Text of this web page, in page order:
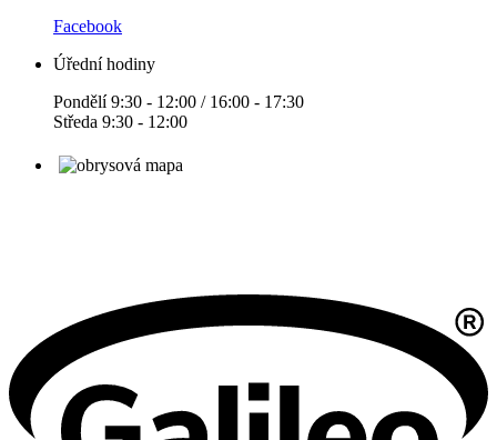
Facebook
Úřední hodiny
Pondělí 9:30 - 12:00 / 16:00 - 17:30
Středa 9:30 - 12:00